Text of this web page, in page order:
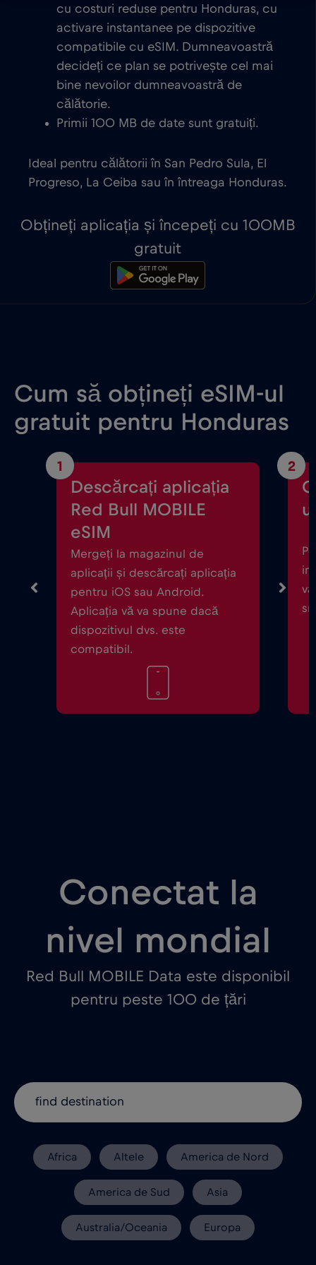
cu costuri reduse pentru Honduras, cu
activare instantanee pe dispozitive
compatibile cu eSIM. Dumneavoastră
decideți ce plan se potrivește cel mai
bine nevoilor dumneavoastră de
călătorie.
Primii 100 MB de date sunt gratuiți.
Ideal pentru călătorii în San Pedro Sula, El
Progreso, La Ceiba sau în întreaga Honduras.
Obțineți aplicația și începeți cu 100MB
gratuit
Cum să obțineți eSIM-ul
gratuit pentru Honduras
1
Descărcați aplicația
Red Bull MOBILE
eSIM
Mergeți la magazinul de
aplicații și descărcați aplicația
pentru iOS sau Android.
Aplicația vă va spune dacă
dispozitivul dvs. este
compatibil.
2
ul
Conectat la
nivel mondial
Red Bull MOBILE Data este disponibil
pentru peste 100 de țări
Africa Altele America de Nord
America de Sud Asia
Australia/Oceania Europa